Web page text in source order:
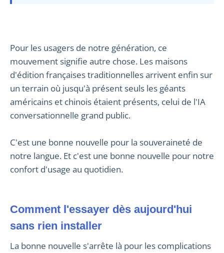
Pour les usagers de notre génération, ce
mouvement signifie autre chose. Les maisons
d'édition françaises traditionnelles arrivent enfin sur
un terrain où jusqu'à présent seuls les géants
américains et chinois étaient présents, celui de l'IA
conversationnelle grand public.
C'est une bonne nouvelle pour la souveraineté de
notre langue. Et c'est une bonne nouvelle pour notre
confort d'usage au quotidien.
Comment l'essayer dès aujourd'hui
sans rien installer
La bonne nouvelle s'arrête là pour les complications